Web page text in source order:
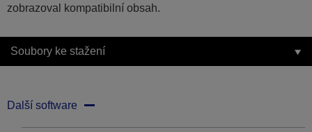
zobrazoval kompatibilní obsah.
Soubory ke stažení
Další software